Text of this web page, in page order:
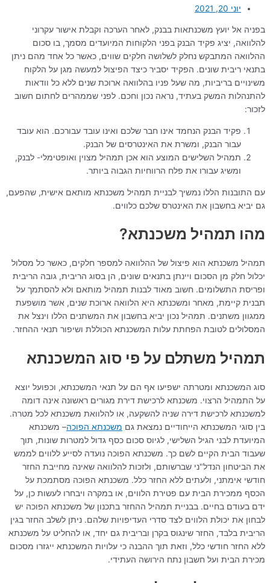
יוני 20, 2021
בפניה אל יועץ משכנתאות בבנק, לאחר הערכה וקבלת אישור עקרוני
להלוואה, יציג פקיד הבנק בפני הלקוחות המיועדים מסמך, בו סכום
ההלוואה המתבקש נחלק לשלושה חלקים שווים, כאשר כל אחד מהם ניתן
בתנאי ריבית שונים. הפקיד יסביר כיצד הפיצול למעשה מגן על הלקוח
משינויים בריביות, מה שעל פניו בהלוואה ארוכת שנים ללא כל וודאות
להתנהלות המשק בעתיד, נראה נכון וחכם. לפני שממהרים לחתום חשוב
לזכור:
פקיד הבנק הנחמד אינו חבר שלכם ואינו עובד עבורכם. הוא עובד
עבור הבנק, ומשרת את האינטרסים של הבנק.
תמהיל השלישים המוצע הוא אכן תמהיל מצוין ואופטימלי- לבנק,
ומשיג עבורו את פלח הרווחיות הגבוה ביותר.
עם התובנות הללו נמשיך לבניית תמהיל משכנתא מותאם אישית, שהפעם,
גם יביא בחשבון את האינטרס שלכם כלווים.
מהו תמהיל משכנתא?
תמהיל משכנתא הוא פיצול של ההלוואה למספר חלקים, כאשר כל מסלול
יכלול חלק מן הסכום ויינתן בתנאים שונים, הן בסוג הריבית, גובה הריבית
ופריסת התשלומים. חשוב מאוד לבנות תמהיל מותאם ולא להסתמך על
תבנית קיימת, מאחר ומשכנתא היא הלוואה ארוכת שנים, אשר מושפעת
ממגוון משתנים. תמהיל נכון יביא בחשבון את המשתנים הללו וינצל את
המסלולים לטובת הפחתת עלות המשכנתא הכוללת ושיפור תנאי ההחזר.
תמהיל משתלם על פי סוג המשכנתא
סוג המשכנתא ומטרתה ישפיעו אף הם על תנאי המשכנתא, וכפועל יוצא
על התמהיל הרצוי. משכנתא לרכישת דירת מגורים ראשונה אינה דומה
למשכנתא לרכישת דירה שניה להשקעה, או להלוואת משכנתא לכל מטרה.
בין סוגי המשכנתא הייחודיים נמצאת גם משכנתא הפוכה– משכנתא
המיועדת לבני הגיל השלישי, לגיוס סכום כסף גדול למטרות שונות, תוך
שעבוד הבית הקיים לשם כך. משכנתא הפוכה נועדה לסייע ללווים לממש
את הביטחון הנדל"ני שברשותם, ולזכות להלוואה שאינה מחייבת החזר
חודשי אימתני, ולעתים ללא החזר כלל. משכנתא הפוכה מסתמכת על
הכסף ממכירת הבית עם פטירת הלווים, או במקרה ויבחרו לעשות כן, על
ידם בעודם בחיים. בבניית תמהיל ההחזר בתכנון של משכנתא הפוכה יש
לבחון את יכולת הלווים לצד סדרי העדיפויות שלהם. ניתן לשלב החזר בגין
הריבית בלבד, החזר שינגוס בקרן ובריבית גם יחד, או להחליט על משכנתא
ללא החזר חודשי כלל, וזאת תוך ההבנה כי עלויות המשכנתא ייגזרו מסכום
מכירת הבית ועל חשבון נתח הירושה העתידי.